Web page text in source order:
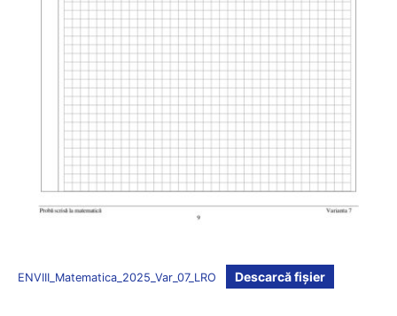
ENVIII_Matematica_2025_Var_07_LRO Descarcă fișier